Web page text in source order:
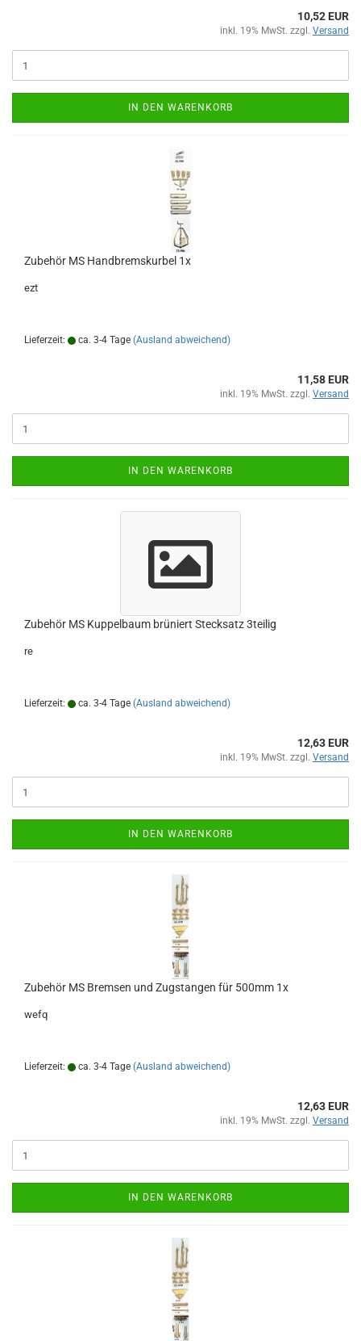
10,52 EUR
inkl. 19% MwSt. zzgl. Versand
IN DEN WARENKORB
Zubehör MS Handbremskurbel 1x
ezt
Lieferzeit: ca. 3-4 Tage (Ausland abweichend)
11,58 EUR
inkl. 19% MwSt. zzgl. Versand
IN DEN WARENKORB
Zubehör MS Kuppelbaum brüniert Stecksatz 3teilig
re
Lieferzeit: ca. 3-4 Tage (Ausland abweichend)
12,63 EUR
inkl. 19% MwSt. zzgl. Versand
IN DEN WARENKORB
Zubehör MS Bremsen und Zugstangen für 500mm 1x
wefq
Lieferzeit: ca. 3-4 Tage (Ausland abweichend)
12,63 EUR
inkl. 19% MwSt. zzgl. Versand
IN DEN WARENKORB